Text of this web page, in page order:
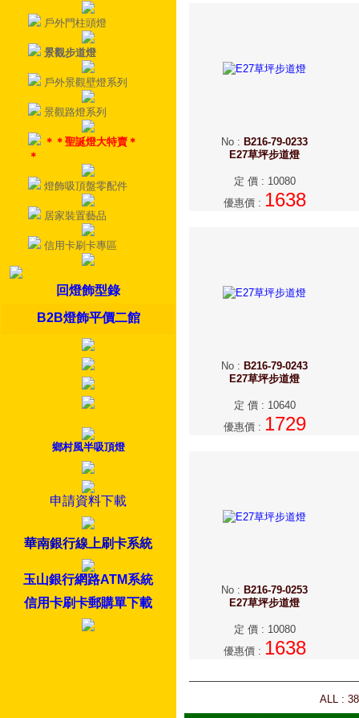
戶外門柱頭燈
景觀步道燈
戶外景觀壁燈系列
景觀路燈系列
＊＊聖誕燈大特賣＊
＊
燈飾吸頂盤零配件
居家裝置藝品
信用卡刷卡專區
回燈飾型錄
B2B燈飾平價二館
鄉村風半吸頂燈
申請資料下載
華南銀行線上刷卡系統
玉山銀行網路ATM系統
信用卡刷卡郵購單下載
No : B216-79-0233
E27草坪步道燈
定 價: 10080
優惠價: 1638
No : B216-79-0243
E27草坪步道燈
定 價: 10640
優惠價: 1729
No : B216-79-0253
E27草坪步道燈
定 價: 10080
優惠價: 1638
ALL :